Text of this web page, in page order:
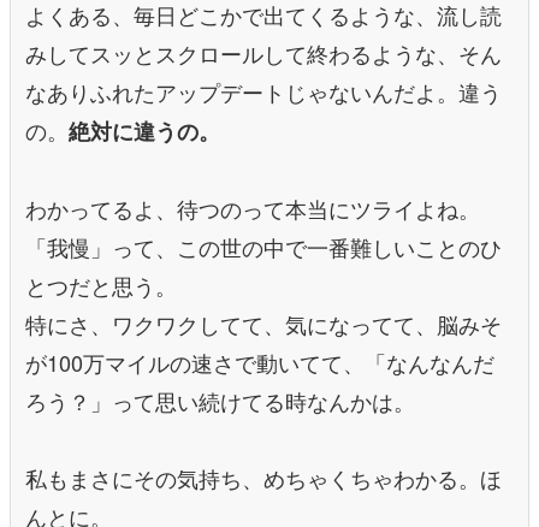
よくある、毎日どこかで出てくるような、流し読
みしてスッとスクロールして終わるような、そん
なありふれたアップデートじゃないんだよ。違う
の。 絶対に違うの。
わかってるよ、待つのって本当にツライよね。
「我慢」って、この世の中で一番難しいことのひ
とつだと思う。
特にさ、ワクワクしてて、気になってて、脳みそ
が100万マイルの速さで動いてて、「なんなんだ
ろう？」って思い続けてる時なんかは。
私もまさにその気持ち、めちゃくちゃわかる。ほ
んとに。